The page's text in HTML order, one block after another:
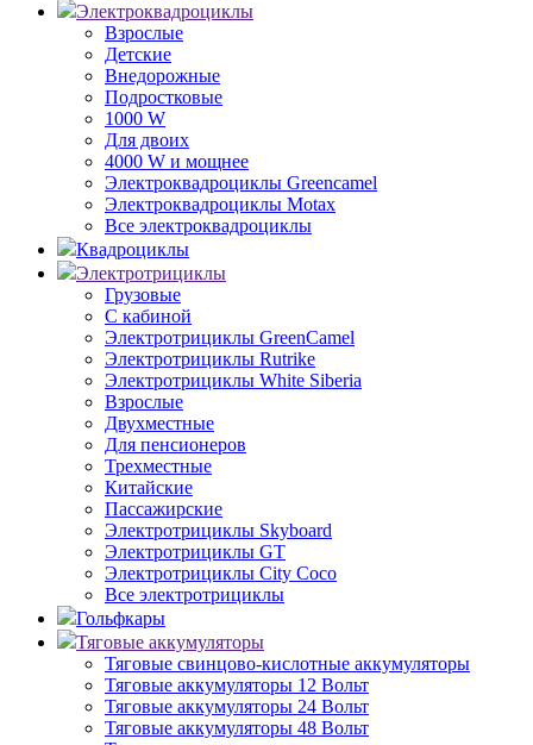
Электроквадроциклы
Взрослые
Детские
Внедорожные
Подростковые
1000 W
Для двоих
4000 W и мощнее
Электроквадроциклы Greencamel
Электроквадроциклы Motax
Все электроквадроциклы
Квадроциклы
Электротрициклы
Грузовые
С кабиной
Электротрициклы GreenCamel
Электротрициклы Rutrike
Электротрициклы White Siberia
Взрослые
Двухместные
Для пенсионеров
Трехместные
Китайские
Пассажирские
Электротрициклы Skyboard
Электротрициклы GT
Электротрициклы City Coco
Все электротрициклы
Гольфкары
Тяговые аккумуляторы
Тяговые свинцово-кислотные аккумуляторы
Тяговые аккумуляторы 12 Вольт
Тяговые аккумуляторы 24 Вольт
Тяговые аккумуляторы 48 Вольт